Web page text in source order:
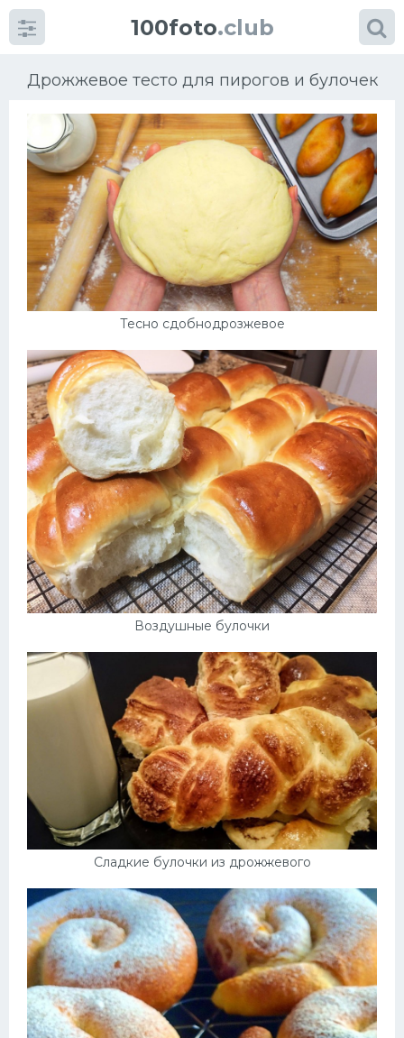
100foto.club
Дрожжевое тесто для пирогов и булочек
Тесно сдобнодрозжевое
Воздушные булочки
Сладкие булочки из дрожжевого
Категории картинок
Супы
Мясные блюда
Салат
Выпечка
Десерт
Напитки
Дизайн комнаты